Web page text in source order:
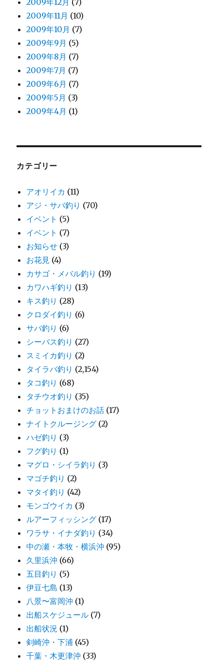
2009年12月 (7)
2009年11月 (10)
2009年10月 (7)
2009年9月 (5)
2009年8月 (7)
2009年7月 (7)
2009年6月 (7)
2009年5月 (3)
2009年4月 (1)
カテゴリー
アオリイカ (11)
アジ・サバ釣り (70)
イベント (5)
イベント (7)
お知らせ (3)
お花見 (4)
カサゴ・メバル釣り (19)
カワハギ釣り (13)
キス釣り (28)
クロダイ釣り (6)
サバ釣り (6)
シーバス釣り (27)
スミイカ釣り (2)
タイラバ釣り (2,154)
タコ釣り (68)
タチウオ釣り (35)
チョットおまけのお話 (17)
ナイトクルージング (2)
ハゼ釣り (3)
フグ釣り (1)
マグロ・シイラ釣り (3)
マゴチ釣り (2)
マタイ釣り (42)
モンゴウイカ (3)
ルアーフィッシング (17)
ワラサ・イナダ釣り (34)
中の瀬・本牧・横浜沖 (95)
久里浜沖 (66)
五目釣り (5)
伊豆七島 (13)
八景〜富岡沖 (1)
出船スケジュール (7)
出船状況 (1)
剣崎沖・下浦 (45)
千葉・木更津沖 (33)